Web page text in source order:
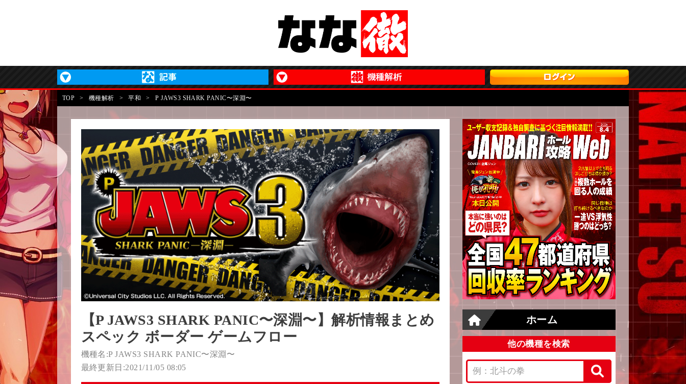
TOP > 機種解析 > 平和 > P JAWS3 SHARK PANIC〜深淵〜
【P JAWS3 SHARK PANIC〜深淵〜】解析情報まとめ
スペック ボーダー ゲームフロー
機種名:P JAWS3 SHARK PANIC〜深淵〜
最終更新日:2021/11/05 08:05
ホーム
他の機種を検索